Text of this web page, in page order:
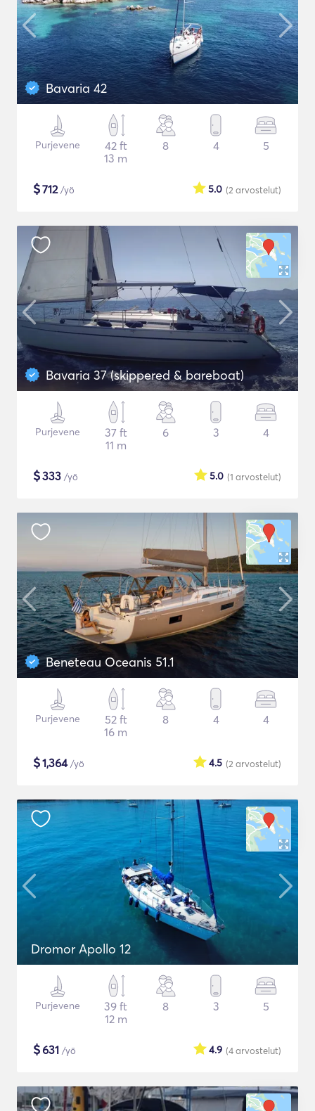
Bavaria 42
Purjevene
42 ft
13 m
8 4 5
$712/yö (2 arvostelut)
5.0
Bavaria 37 (skippered & bareboat)
Purjevene
37 ft
11 m
6 3 4
$333 /yö (1 arvostelut)
5.0
Beneteau Oceanis 51.1
Purjevene
52 ft
16 m
8 4 4
$1,364/yö (2 arvostelut)
4.5
Dromor Apollo 12
Purjevene
39 ft
12 m
8 3 5
$631 /yö (4arvostelut)
4.9